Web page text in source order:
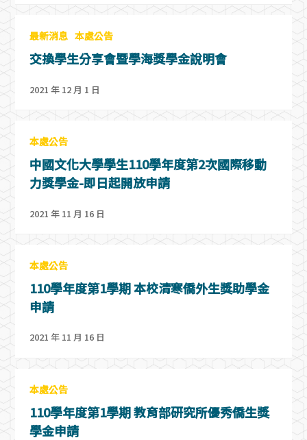
最新消息 本處公告
交換學生分享會暨學海獎學金說明會
2021 年 12 月 1 日
本處公告
中國文化大學學生110學年度第2次國際移動
力獎學金-即日起開放申請
2021 年 11 月 16 日
本處公告
110學年度第1學期 本校清寒僑外生獎助學金
申請
2021 年 11 月 16 日
本處公告
110學年度第1學期 教育部研究所優秀僑生獎
學金申請